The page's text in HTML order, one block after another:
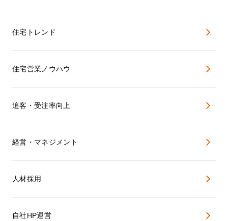
住宅トレンド
住宅営業ノウハウ
追客・受注率向上
経営・マネジメント
人材採用
自社HP運営